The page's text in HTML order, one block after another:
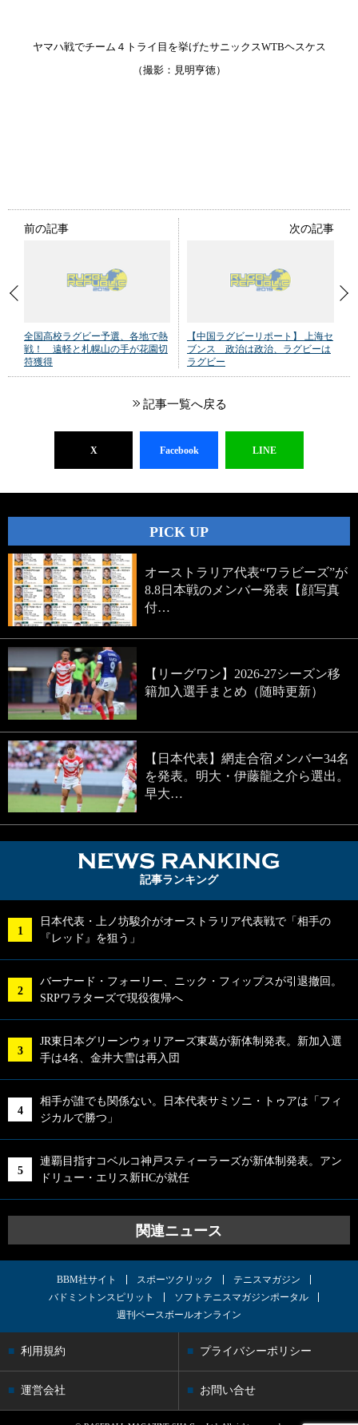
ヤマハ戦でチーム４トライ目を挙げたサニックスWTBヘスケス
（撮影：見明亨徳）
前の記事
全国高校ラグビー予選、各地で熱
戦！ 遠軽と札幌山の手が花園切
符獲得
次の記事
【中国ラグビーリポート】 上海セ
ブンス 政治は政治、ラグビーは
ラグビー
記事一覧へ戻る
X Facebook LINE
PICK UP
オーストラリア代表“ワラビーズ”が
8.8日本戦のメンバー発表【顔写真
付…
【リーグワン】2026-27シーズン移
籍加入選手まとめ（随時更新）
【日本代表】網走合宿メンバー34名
を発表。明大・伊藤龍之介ら選出。
早大…
記事ランキング
日本代表・上ノ坊駿介がオーストラリア代表戦で「相手の
『レッド』を狙う」
バーナード・フォーリー、ニック・フィップスが引退撤回。
SRPワラターズで現役復帰へ
JR東日本グリーンウォリアーズ東葛が新体制発表。新加入選
手は4名、金井大雪は再入団
相手が誰でも関係ない。日本代表サミソニ・トゥアは「フィ
ジカルで勝つ」
連覇目指すコベルコ神戸スティーラーズが新体制発表。アン
ドリュー・エリス新HCが就任
関連ニュース
BBM社サイト スポーツクリック
テニスマガジン
バドミントンスピリット
ソフトテニスマガジンポータル
週刊ベースボールオンライン
利用規約 プライバシーポリシー
運営会社 お問い合せ